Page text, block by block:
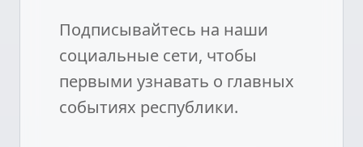
Подписывайтесь на наши
социальные сети, чтобы
первыми узнавать о главных
событиях республики.